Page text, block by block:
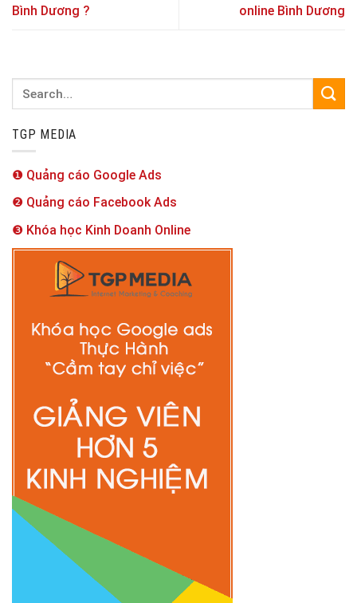
Bình Dương ?
online Bình Dương
TGP MEDIA
❶ Quảng cáo Google Ads
❷ Quảng cáo Facebook Ads
❸ Khóa học Kinh Doanh Online